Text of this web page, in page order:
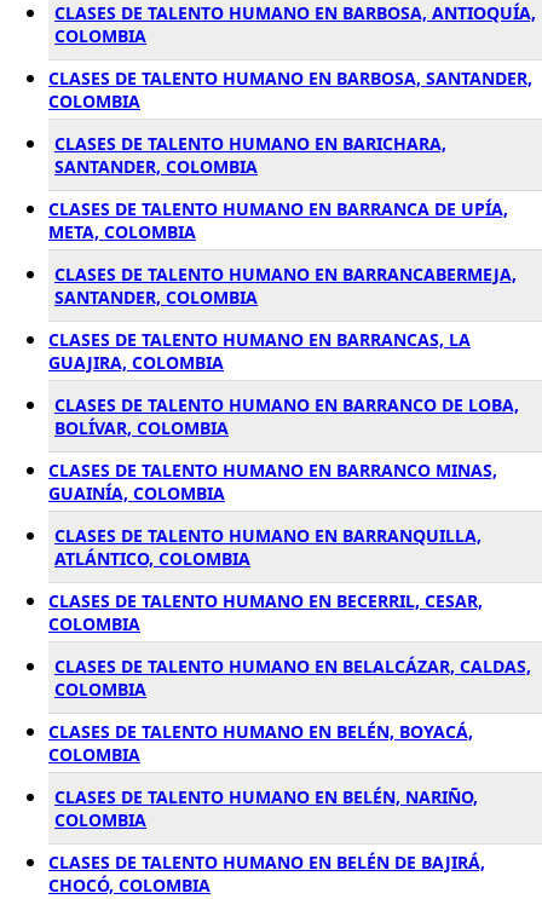
CLASES DE TALENTO HUMANO EN BARBOSA, ANTIOQUÍA,
COLOMBIA
CLASES DE TALENTO HUMANO EN BARBOSA, SANTANDER,
COLOMBIA
CLASES DE TALENTO HUMANO EN BARICHARA,
SANTANDER, COLOMBIA
CLASES DE TALENTO HUMANO EN BARRANCA DE UPÍA,
META, COLOMBIA
CLASES DE TALENTO HUMANO EN BARRANCABERMEJA,
SANTANDER, COLOMBIA
CLASES DE TALENTO HUMANO EN BARRANCAS, LA
GUAJIRA, COLOMBIA
CLASES DE TALENTO HUMANO EN BARRANCO DE LOBA,
BOLÍVAR, COLOMBIA
CLASES DE TALENTO HUMANO EN BARRANCO MINAS,
GUAINÍA, COLOMBIA
CLASES DE TALENTO HUMANO EN BARRANQUILLA,
ATLÁNTICO, COLOMBIA
CLASES DE TALENTO HUMANO EN BECERRIL, CESAR,
COLOMBIA
CLASES DE TALENTO HUMANO EN BELALCÁZAR, CALDAS,
COLOMBIA
CLASES DE TALENTO HUMANO EN BELÉN, BOYACÁ,
COLOMBIA
CLASES DE TALENTO HUMANO EN BELÉN, NARIÑO,
COLOMBIA
CLASES DE TALENTO HUMANO EN BELÉN DE BAJIRÁ,
CHOCÓ, COLOMBIA